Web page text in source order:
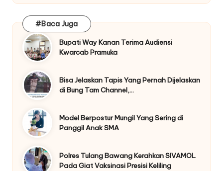
#Baca Juga
Bupati Way Kanan Terima Audiensi
Kwarcab Pramuka
Bisa Jelaskan Tapis Yang Pernah Dijelaskan
di Bung Tam Channel,…
Model Berpostur Mungil Yang Sering di
Panggil Anak SMA
Polres Tulang Bawang Kerahkan SIVAMOL
Pada Giat Vaksinasi Presisi Keliling